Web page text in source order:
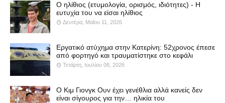
Ο ηλίθιος (ετυμολογία, ορισμός, ιδιότητες) - Η
ευτυχία του να είσαι ηλίθιος
Δευτέρα, Μαΐου 11, 2026
Εργατικό ατύχημα στην Κατερίνη: 52χρονος έπεσε
από φορτηγό και τραυματίστηκε στο κεφάλι
Τετάρτη, Ιουλίου 08, 2026
Ο Κιμ Γιονγκ Ουν έχει γενέθλια αλλά κανείς δεν
είναι σίγουρος για την… ηλικία του